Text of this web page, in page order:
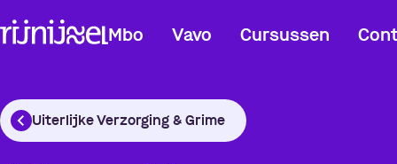
Mbo Vavo Cursussen
Uiterlijke Verzorging & Grime